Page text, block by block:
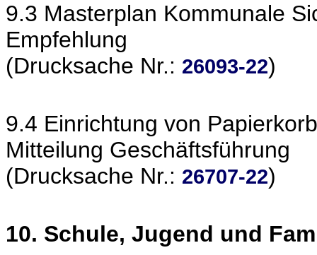
9.3 Masterplan Kommunale
Empfehlung
(Drucksache Nr.: 26093-22)
9.4 Einrichtung von
Mitteilung Geschäftsführung
(Drucksache Nr.: 26707-22)
10. Schule, Jugend und